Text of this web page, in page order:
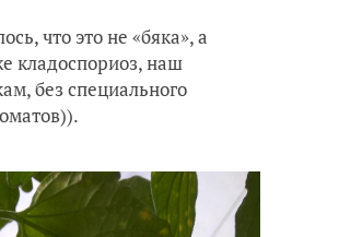
что это не «бяка», а
кладоспориоз, наш
без специального